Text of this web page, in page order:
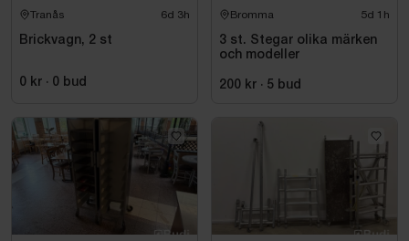
Tranås 6d 3h
Brickvagn, 2 st
0 kr · 0 bud
Bromma 5d 1h
3 st. Stegar olika märken
och modeller
200 kr · 5 bud